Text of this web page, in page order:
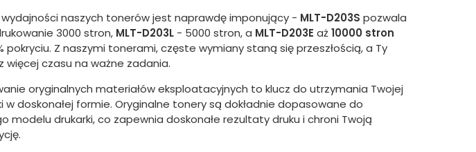
wydajności naszych tonerów jest naprawdę imponujący - MLT-D203S pozwala
3000 stron, MLT-D203L - 5000 stron, a MLT-D203E aż10000 stron
pokryciu. Z naszymi tonerami, częste wymiany staną się przeszłością, a Ty
więcej czasu na ważne zadania.
oryginalnych materiałów eksploatacyjnych to klucz do utrzymania Twojej
w doskonałej formie. Oryginalne tonery są dokładnie dopasowane do
modelu drukarki, co zapewnia doskonałe rezultaty druku i chroni Twoją